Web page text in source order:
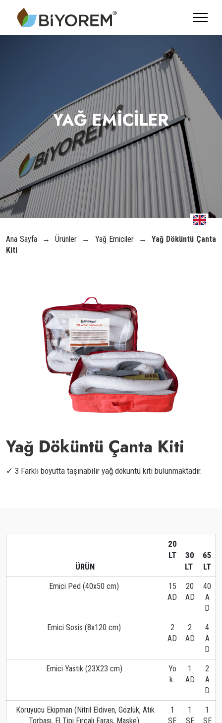
YAĞ EMİCİLER
Ana Sayfa →Ürünler → Yağ Emiciler → Yağ Döküntü Çanta
Kiti
Yağ Döküntü Çanta Kiti
✓ 3 Farklı boyutta taşınabilir yağ döküntü kiti bulunmaktadır.
ÜRÜN
20
LT
30
LT
65
LT
Emici Ped (40x50 cm)
15
AD
20
AD
40
A
D
Emici Sosis (8x120 cm)
2
AD
2
AD
4
A
D
Emici Yastık (23X23 cm)
Yo
k
1
AD
2
A
D
Koruyucu Ekipman (Nitril Eldiven, Gözlük, Atık
Torbası, El Tipi Fırçalı Faraş, Maske)
1
SE
1
SE
1
SE